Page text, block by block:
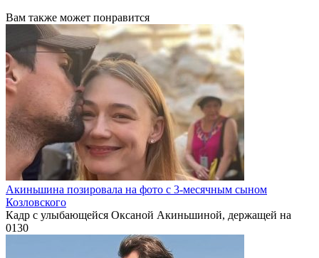
Вам также может понравится
Акиньшина позировала на фото с 3-месячным сыном
Козловского
Кадр с улыбающейся Оксаной Акиньшиной, держащей на
0130